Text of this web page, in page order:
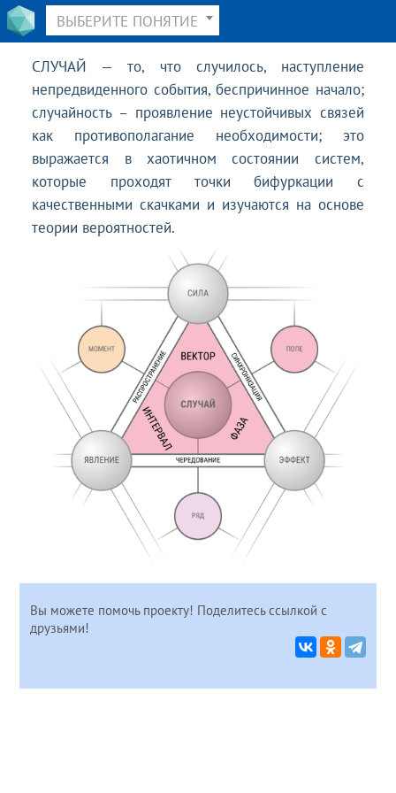
ВЫБЕРИТЕ ПОНЯТИЕ
СЛУЧАЙ — то, что случилось, наступление
непредвиденного события, беспричинное начало;
случайность – проявление неустойчивых связей
как противополагание необходимости; это
выражается в хаотичном состоянии систем,
которые проходят точки бифуркации с
качественными скачками и изучаются на основе
теории вероятностей.
Вы можете помочь проекту! Поделитесь ссылкой с
друзьями!